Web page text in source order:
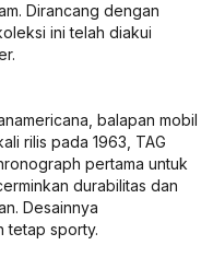
Dirancang dengan
ini telah diakui
balapan mobil
rilis pada 1963, TAG
pertama untuk
durabilitas dan
Desainnya
tetap sporty.